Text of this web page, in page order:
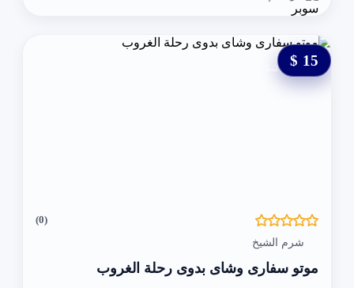
15 $
0 $
(0)
شرم الشيخ
موتو سفارى وشاى بدوى رحلة الغروب